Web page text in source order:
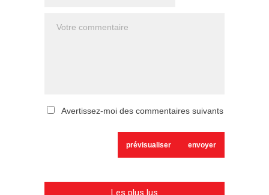
Avertissez-moi des commentaires suivants
Les plus lus